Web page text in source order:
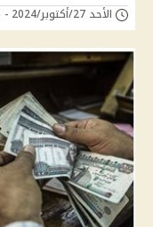
الأحد 27/أكتوبر/2024 - 01:55 م